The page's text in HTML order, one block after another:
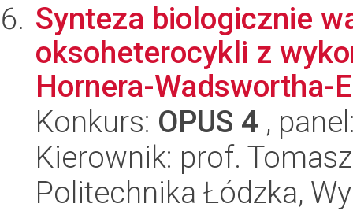
Synteza biologicznie
oksoheterocykli z
Hornera-Wadswortha-
Konkurs: OPUS 4 ,
Kierownik: prof.
Politechnika Łódzka,